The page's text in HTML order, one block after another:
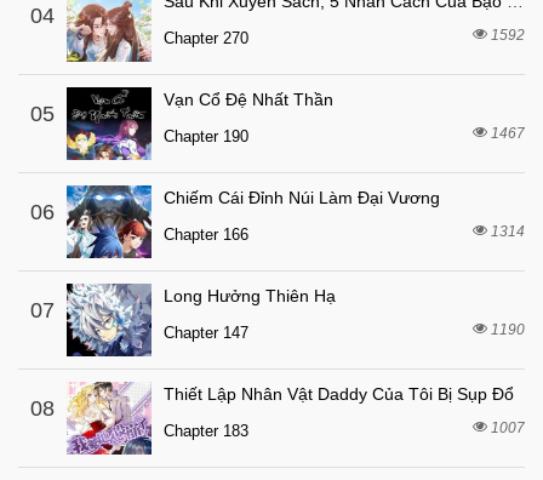
Chapter 49.7 7 tháng trước
Chapter 49.6
Chapter 49.5 7 tháng trước
Chapter 49.4
Chapter 49.3 7 tháng trước
Chapter 49.2
Chapter 49.1
Chapter 49 7 tháng trước
Chapter 48.9
Chapter 48.8 7 tháng trước
Chapter 48.7
Chapter 48.6
04
Chapter 270 1592
05
Vạn Cổ Đệ Nhất Thần
Chapter 190 1467
06
Chiếm Cái Đỉnh Núi Làm Đại Vương
Chapter 166 1314
07
Long Hưởng Thiên Hạ
Chapter 147 1190
08
Thiết Lập Nhân Vật Daddy Của Tôi Bị Sụp Đổ
Chapter 183 1007